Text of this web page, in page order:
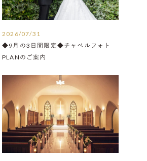
2026/07/31
◆9月の3日間限定◆チャペルフォト
PLANのご案内